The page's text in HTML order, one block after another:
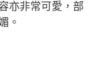
亦非常可愛，部
。